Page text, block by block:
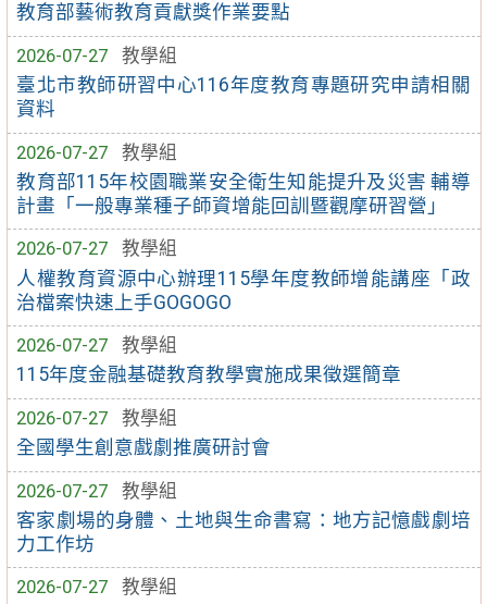
教育部藝術教育貢獻獎作業要點
2026-07-27
教學組
臺北市教師研習中心116年度教育專題研究申請相關
資料
2026-07-27
教學組
教育部115年校園職業安全衛生知能提升及災害 輔導
計畫「一般專業種子師資增能回訓暨觀摩研習營」
2026-07-27
教學組
人權教育資源中心辦理115學年度教師增能講座「政
治檔案快速上手GOGOGO
2026-07-27
教學組
115年度金融基礎教育教學實施成果徵選簡章
2026-07-27
教學組
全國學生創意戲劇推廣研討會
2026-07-27
教學組
客家劇場的身體、土地與生命書寫：地方記憶戲劇培
力工作坊
2026-07-27
教學組